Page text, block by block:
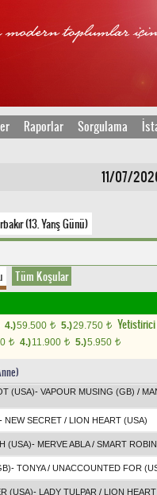
Raporlar Sorgulama
11/07/
(13. Yarış Günü)
Tüm Koşular
4.)59.500 t 5.)29.750 t
t 4.)11.900 t 5.)5.950 t
(USA)- VAPOUR MUSING (GB) /
- NEW SECRET / LION HEART (USA)
(USA)- MERVE ABLA/ SMART
- TONYA/ UNACCOUNTED FOR
(USA)- LADY TULPAR / LION